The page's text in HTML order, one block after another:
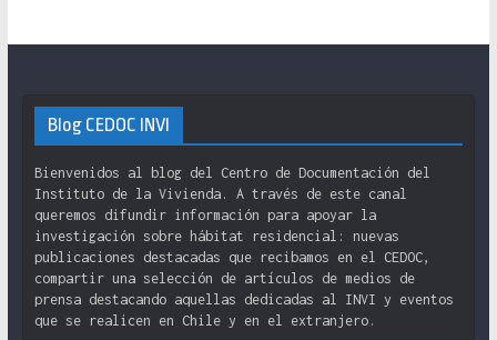
Blog CEDOC INVI
Bienvenidos al blog del Centro de Documentación del
Instituto de la Vivienda. A través de este canal
queremos difundir información para apoyar la
investigación sobre hábitat residencial: nuevas
publicaciones destacadas que recibamos en el CEDOC,
compartir una selección de artículos de medios de
prensa destacando aquellas dedicadas al INVI y eventos
que se realicen en Chile y en el extranjero.